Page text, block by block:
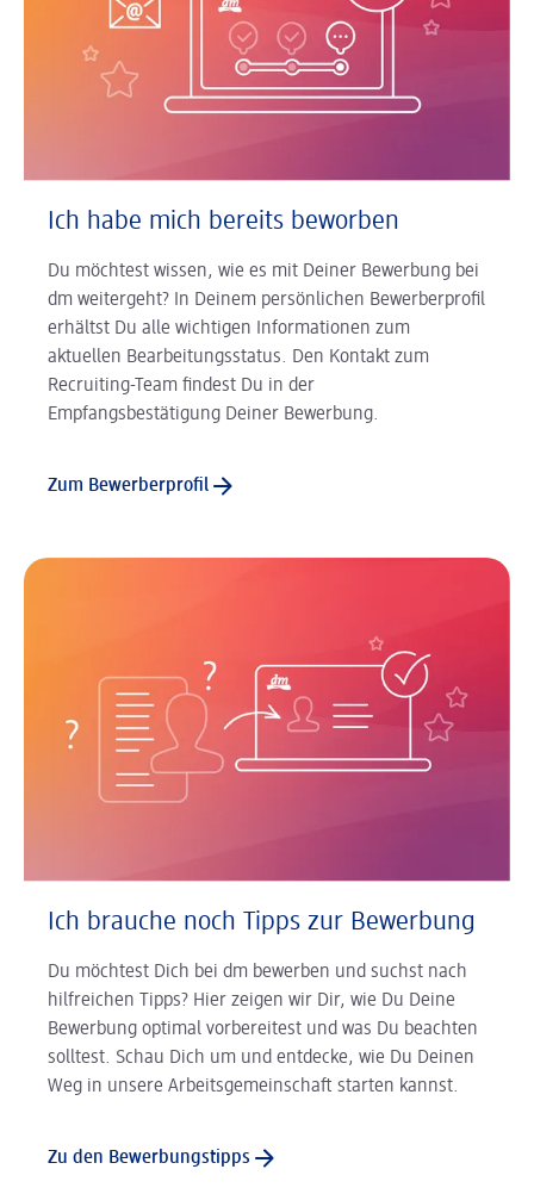
Ich habe mich bereits beworben
Du möchtest wissen, wie es mit Deiner Bewerbung bei
dm weitergeht? In Deinem persönlichen Bewerberprofil
erhältst Du alle wichtigen Informationen zum
aktuellen Bearbeitungsstatus. Den Kontakt zum
Recruiting-Team findest Du in der
Empfangsbestätigung Deiner Bewerbung.
Zum Bewerberprofil
Ich brauche noch Tipps zur Bewerbung
Du möchtest Dich bei dm bewerben und suchst nach
hilfreichen Tipps? Hier zeigen wir Dir, wie Du Deine
Bewerbung optimal vorbereitest und was Du beachten
solltest. Schau Dich um und entdecke, wie Du Deinen
Weg in unsere Arbeitsgemeinschaft starten kannst.
Zu den Bewerbungstipps